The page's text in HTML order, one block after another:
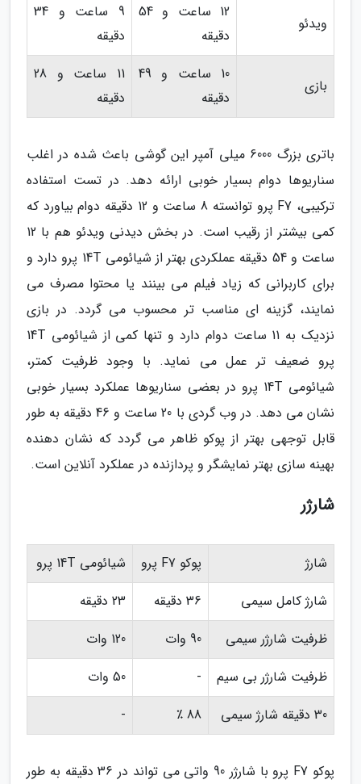
ویدئو
12 ساعت و 54
دقیقه
9 ساعت و 34
دقیقه
بازی
10 ساعت و 49
دقیقه
11 ساعت و 28
دقیقه
باتری بزرگ 6000 میلی آمپر این گوشی باعث شده در اغلب
سناریوها دوام بسیار خوبی ارائه دهد. در تست استفاده
ترکیبی، F7 پرو توانسته 8 ساعت و 12 دقیقه دوام بیاورد که
کمی بیشتر از رقیب است. در بخش دیدنی ویدئو هم با 12
ساعت و 54 دقیقه عملکردی بهتر از شیائومی 14T پرو دارد و
برای کاربرانی که زیاد فیلم می بینند یا محتوا مصرف می
نمایند، گزینه ای مناسب تر محسوب می گردد. در بازی
نزدیک به 11 ساعت دوام دارد و تنها کمی از شیائومی 14T
پرو ضعیف تر عمل می نماید. با وجود ظرفیت کمتر،
شیائومی 14T پرو در بعضی سناریوها عملکرد بسیار خوبی
نشان می دهد. در وب گردی با 20 ساعت و 46 دقیقه به طور
قابل توجهی بهتر از پوکو ظاهر می گردد که نشان دهنده
بهینه سازی بهتر نمایشگر و پردازنده در عملکرد آنلاین است.
شارژر
شارژ پوکو F7 پرو
شیائومی 14T پرو
شارژ کامل سیمی
36 دقیقه
23 دقیقه
ظرفیت شارژر سیمی
90 وات
120 وات
ظرفیت شارژر بی سیم
-
50 وات
30 دقیقه شارژ سیمی
88 ٪ -
پوکو F7 پرو با شارژر 90 واتی می تواند در 36 دقیقه به طور